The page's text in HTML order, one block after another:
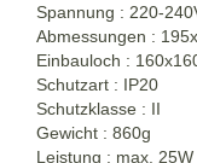
Spannung : 220-
Abmessungen :
Einbauloch :
Schutzart : IP20
Schutzklasse : II
Gewicht : 860g
Leistung : max. 25W